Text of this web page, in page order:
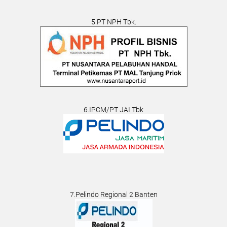
5.PT NPH Tbk.
6.IPCM/PT JAI Tbk
7.Pelindo Regional 2 Banten